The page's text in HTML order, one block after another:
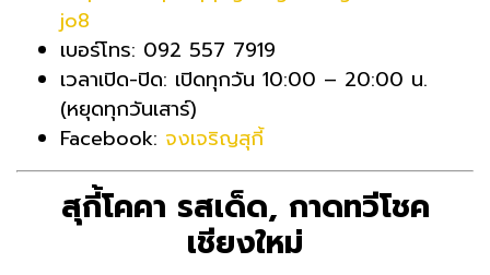
jo8
เบอร์โทร: 092 557 7919
เวลาเปิด-ปิด: เปิดทุกวัน 10:00 – 20:00 น.
(หยุดทุกวันเสาร์)
Facebook: จงเจริญสุกี้
สุกี้โคคา รสเด็ด, กาดทวีโชค
เชียงใหม่